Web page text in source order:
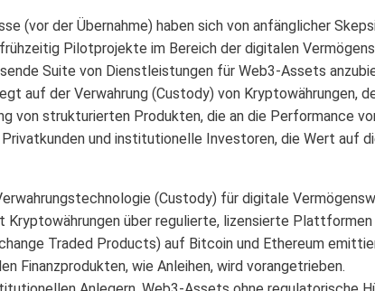
(vor der Übernahme) haben sich von anfänglicher
Pilotprojekte im Bereich der digitalen
Suite von Dienstleistungen für Web3-Assets
auf der Verwahrung (Custody) von Kryptowährungen,
von strukturierten Produkten, die an die Performance
und institutionelle Investoren, die Wert auf
(Custody) für digitale
Kryptowährungen über regulierte, lizensierte Plattformen
Traded Products) auf Bitcoin und Ethereum
Finanzprodukten, wie Anleihen, wird vorangetrieben.